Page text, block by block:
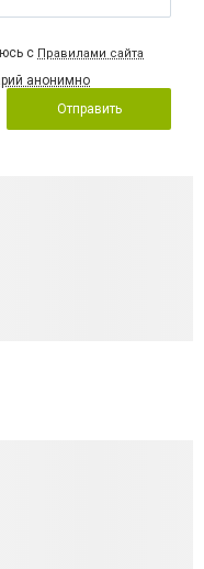
с Правилами сайта
анонимно
Отправить